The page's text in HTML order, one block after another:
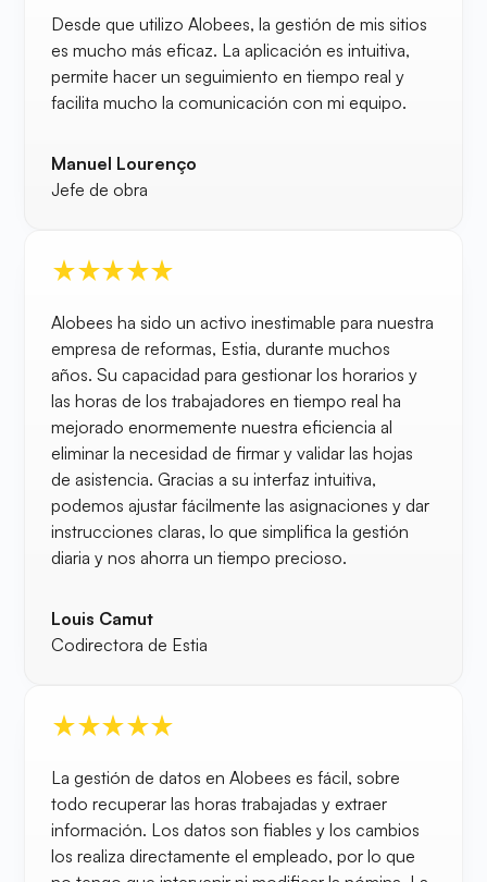
Desde que utilizo Alobees, la gestión de mis sitios
es mucho más eficaz. La aplicación es intuitiva,
permite hacer un seguimiento en tiempo real y
facilita mucho la comunicación con mi equipo.
Manuel Lourenço
Jefe de obra
Alobees ha sido un activo inestimable para nuestra
empresa de reformas, Estia, durante muchos
años. Su capacidad para gestionar los horarios y
las horas de los trabajadores en tiempo real ha
mejorado enormemente nuestra eficiencia al
eliminar la necesidad de firmar y validar las hojas
de asistencia. Gracias a su interfaz intuitiva,
podemos ajustar fácilmente las asignaciones y dar
instrucciones claras, lo que simplifica la gestión
diaria y nos ahorra un tiempo precioso.
Louis Camut
Codirectora de Estia
La gestión de datos en Alobees es fácil, sobre
todo recuperar las horas trabajadas y extraer
información. Los datos son fiables y los cambios
los realiza directamente el empleado, por lo que